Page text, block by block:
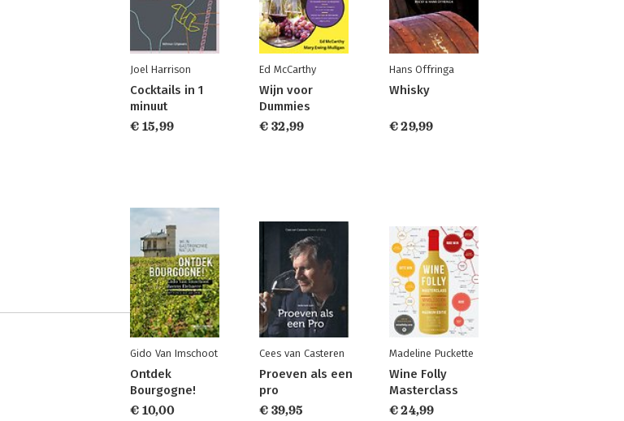
Joel Harrison
Cocktails in 1
minuut
€ 15,99
Ed McCarthy
Wijn voor
Dummies
€ 32,99
Hans Offringa
Whisky
€ 29,99
Gido Van Imschoot
Ontdek
Bourgogne!
€ 10,00
Cees van Casteren
Proeven als een
pro
€ 39,95
Madeline Puckette
Wine Folly
Masterclass
€ 24,99